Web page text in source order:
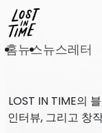
홈뉴스뉴스레터
LOST IN TIME의
인터뷰, 그리고 창